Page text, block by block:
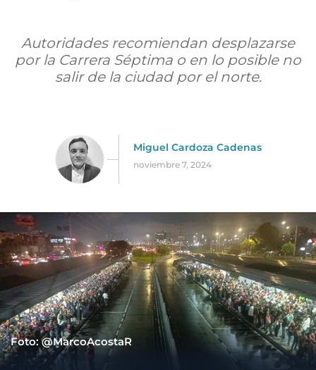
Autoridades recomiendan desplazarse
por la Carrera Séptima o en lo posible no
salir de la ciudad por el norte.
Miguel Cardoza Cadenas
noviembre 7, 2024
Foto: @MarcoAcostaR